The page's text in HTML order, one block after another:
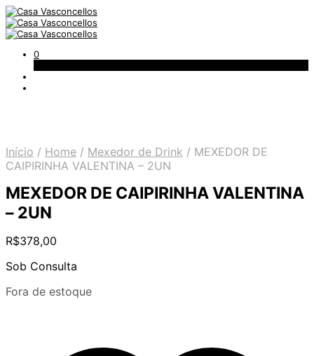
0
Início / Home / Mexedor de Drink / MEXEDOR DE
CAIPIRINHA VALENTINA – 2UN
MEXEDOR DE CAIPIRINHA VALENTINA
– 2UN
R$378,00
Sob Consulta
Fora de estoque